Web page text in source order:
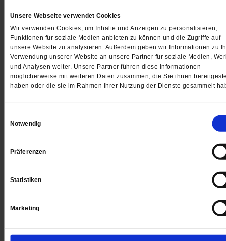
Unsere Webseite verwendet Cookies
Wir verwenden Cookies, um Inhalte und Anzeigen zu personalisieren,
Funktionen für soziale Medien anbieten zu können und die Zugriffe auf
unsere Website zu analysieren. Außerdem geben wir Informationen zu
Verwendung unserer Website an unsere Partner für soziale Medien,
und Analysen weiter. Unsere Partner führen diese Informationen
möglicherweise mit weiteren Daten zusammen, die Sie ihnen
haben oder die sie im Rahmen Ihrer Nutzung der Dienste gesammelt
Notwendig
Präferenzen
Statistiken
Marketing
sagt Michelle Becka von der AG Christliche
/mehr
vonJudith Bauer
Berufungen an Universitäten
Wenn der Bischof nicht will, steht die